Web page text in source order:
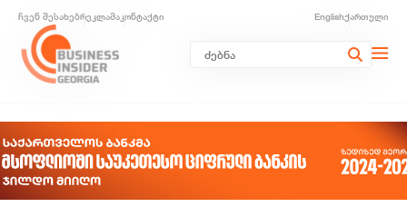
ჩვენ შესახებრეკლამაკონტაქტი Englishქართული